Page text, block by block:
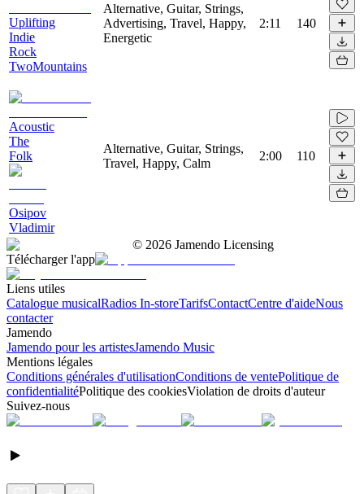
Uplifting
Indie
Rock
TwoMountains
Alternative, Guitar, Strings,
Advertising, Travel, Happy,
Energetic
2:11 140
Acoustic
The
Folk
Osipov
Vladimir
Alternative, Guitar, Strings,
Travel, Happy, Calm
2:00 110
© 2026 Jamendo Licensing
Télécharger l'app
Liens utiles
Catalogue musicalRadios In-storeTarifsContactCentre d'aideNous
contacter
Jamendo
Jamendo pour les artistesJamendo Music
Mentions légales
Conditions générales d'utilisationConditions de ventePolitique de
confidentialitéPolitique des cookiesViolation de droits d'auteur
Suivez-nous